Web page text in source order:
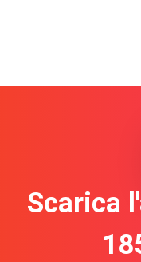
Scarica